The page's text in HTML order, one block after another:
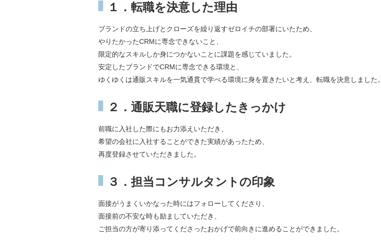
１．転職を決意した理由
ブランドの立ち上げとクローズを繰り返すゼロイチの部署にいたため、
やりたかったCRMに専念できないこと、
限定的なスキルしか身につかないことに課題を感じていました。
安定したブランドでCRMに専念できる環境と、
ゆくゆくは通販スキルを一気通貫で学べる環境に身を置きたいと考え、転職を決意しました。
２．通販天職に登録したきっかけ
前職に入社した際にもお力添えいただき、
希望の会社に入社することができた実績があったため、
再度登録させていただきました。
３．担当コンサルタントの印象
面接がうまくいかなった時にはフォローしてくださり、
面接前の不安な時も励ましていただき、
ご担当の方が寄り添ってくださったおかげで前向きに進めることができました。